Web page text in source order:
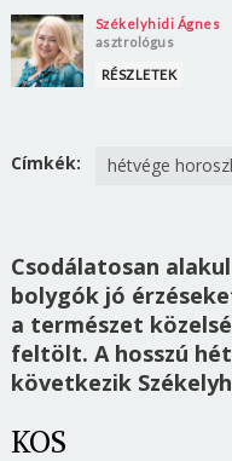
Székelyhidi Ágnes
asztrológus
RÉSZLETEK
Címkék: hétvége
Csodálatosan
bolygók jó
a természet
feltölt. A hosszú
következik
KOS